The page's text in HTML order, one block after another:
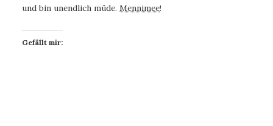
und bin unendlich müde. Mennimee!
Gefällt mir: